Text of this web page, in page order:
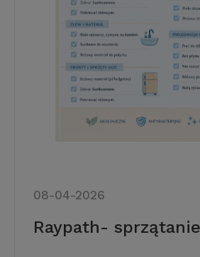
08-04-2026
Raypath-